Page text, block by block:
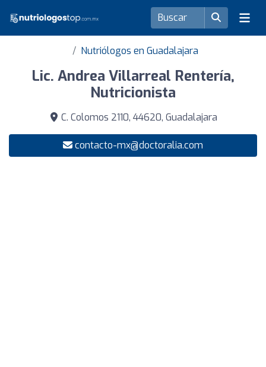
Nutriólogos en Guadalajara
Lic. Andrea Villarreal Rentería,
Nutricionista
C. Colomos 2110, 44620, Guadalajara
contacto-mx@doctoralia.com